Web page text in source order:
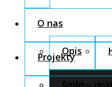
O nas
Opis
Fundacja
Projekty
SoVo –